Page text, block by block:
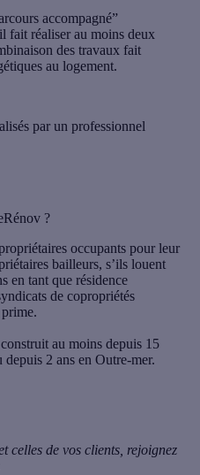
accompagné”
fait réaliser au moins deux
des travaux fait
au logement.
par un professionnel
?
occupants pour leur
bailleurs, s’ils louent
en tant que résidence
de copropriétés
au moins depuis 15
2 ans en Outre-mer.
celles de vos clients, rejoignez